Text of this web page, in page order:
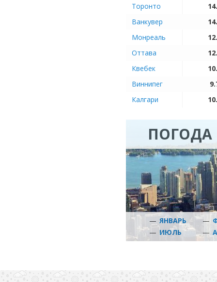
Торонто
Ванкувер
Монреаль
Оттава
Квебек
Виннипег
Калгари
ПОГОДА
— ЯНВАРЬ —
— ИЮЛЬ —